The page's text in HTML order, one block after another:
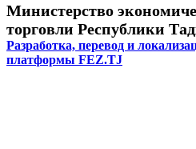
Министерство
торговли Республики
Разработка, перевод и
платформы FEZ.TJ